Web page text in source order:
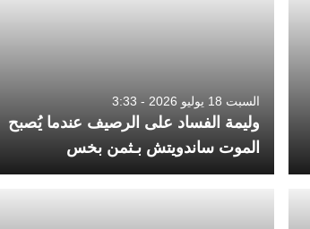
السبت 18 يوليو 2026 - 3:33
وليمة الفساد على الرصيف عندما يُصبح
الموت ساندويتش بـثمن بخس